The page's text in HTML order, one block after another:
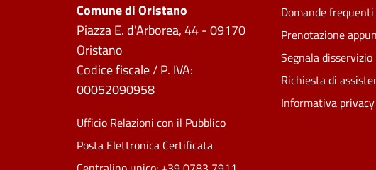
Comune di Oristano
Piazza E. d'Arborea, 44 - 09170
Oristano
Codice fiscale / P. IVA:
00052090958
Ufficio Relazioni con il Pubblico
Posta Elettronica Certificata
Domande frequenti
Prenotazione
Segnala disservizio
Richiesta di
Informativa privacy